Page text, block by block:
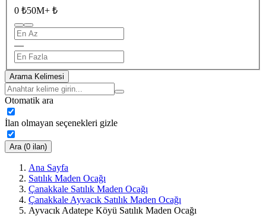
0 ₺50M+ ₺
—
Arama Kelimesi
Otomatik ara
İlan olmayan seçenekleri gizle
Ara (0 ilan)
Ana Sayfa
Satılık Maden Ocağı
Çanakkale Satılık Maden Ocağı
Çanakkale Ayvacık Satılık Maden Ocağı
Ayvacık Adatepe Köyü Satılık Maden Ocağı